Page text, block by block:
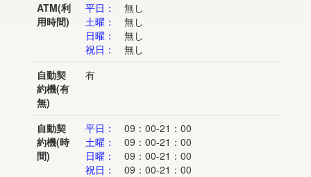
ATM(利
用時間)
平日：
無し
土曜：
無し
日曜：
無し
祝日：
無し
自動契
約機(有
無)
有
自動契
約機(時
間)
平日：
09：00-21：00
土曜：
09：00-21：00
日曜：
09：00-21：00
祝日：
09：00-21：00